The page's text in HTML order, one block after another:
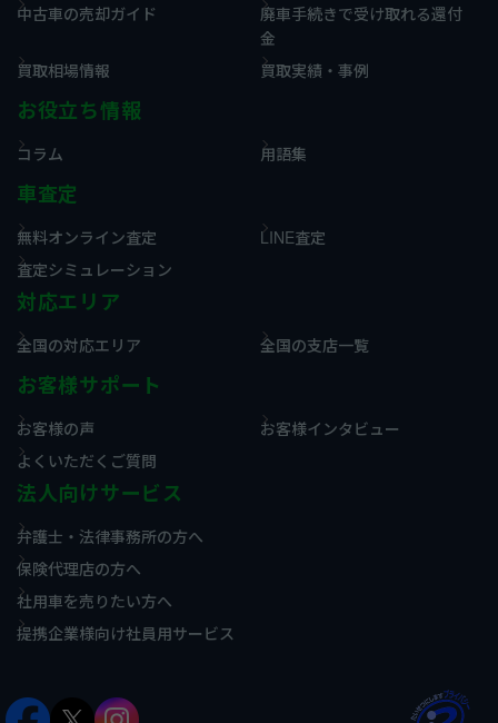
中古車の売却ガイド
廃車手続きで受け取れる還付
金
買取相場情報
買取実績・事例
お役立ち情報
コラム 用語集
車査定
無料オンライン査定
LINE査定
査定シミュレーション
対応エリア
全国の対応エリア 全国の支店一覧
お客様サポート
お客様の声
お客様インタビュー
よくいただくご質問
法人向けサービス
弁護士・法律事務所の方へ
保険代理店の方へ
社用車を売りたい方へ
提携企業様向け社員用サービス